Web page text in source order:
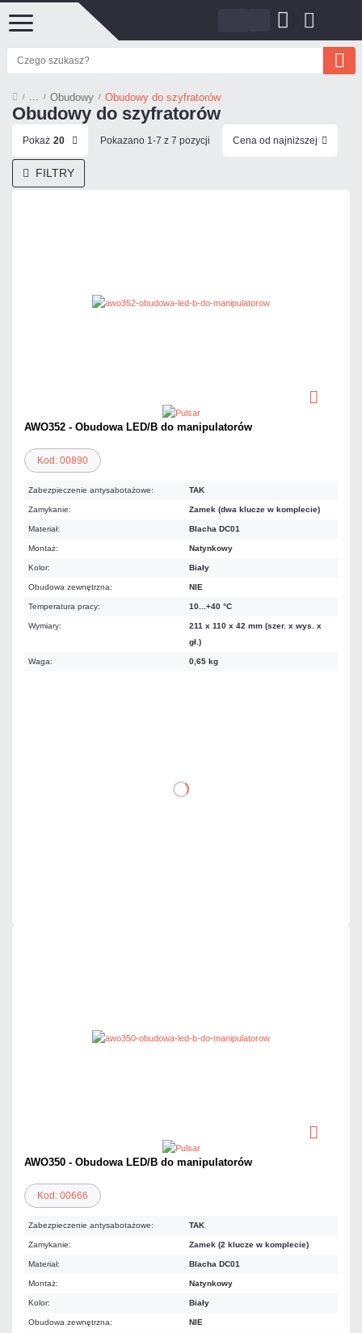
Obudowy Obudowy do szyfratorów
Obudowy do szyfratorów
Pokaż 20 Pokazano 1-7 z 7 pozycji Cena od najniższej
FILTRY
AWO352 - Obudowa LED/B do manipulatorów
Kod: 00890
Zabezpieczenie antysabotażowe: TAK
Zamykanie: Zamek (dwa klucze w komplecie)
Materiał: Blacha DC01
Montaż: Natynkowy
Kolor: Biały
Obudowa zewnętrzna: NIE
Temperatura pracy: 10...+40 °C
Wymiary:
211 x 110 x 42 mm (szer. x wys. x
gł.)
Waga: 0,65 kg
DO KOSZYKA
AWO350 - Obudowa LED/B do manipulatorów
Kod: 00666
Zabezpieczenie antysabotażowe: TAK
Zamykanie: Zamek (2 klucze w komplecie)
Materiał: Blacha DC01
Montaż: Natynkowy
Kolor: Biały
Obudowa zewnętrzna: NIE